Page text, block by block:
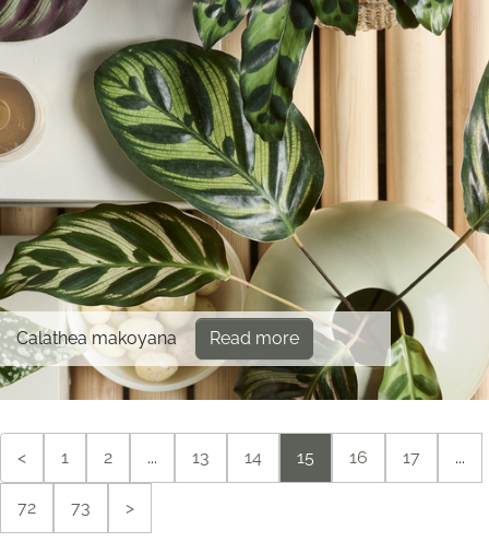
Calathea makoyana Read more
< 1 2 ... 13 14 15 16 17 ...
72 73 >